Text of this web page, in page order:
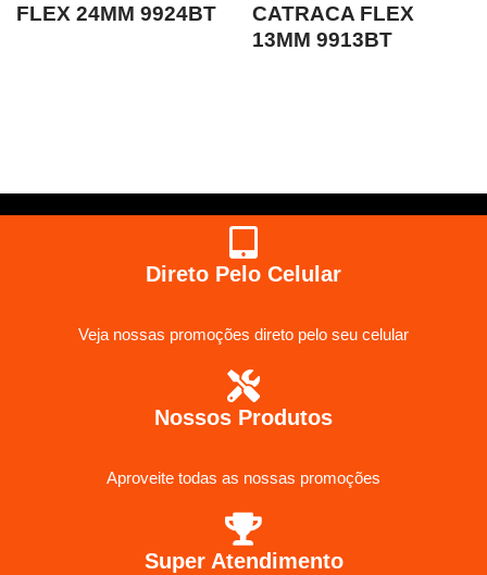
FLEX 24MM 9924BT
CATRACA FLEX
13MM 9913BT
Direto Pelo Celular
Veja nossas promoções direto pelo seu celular
Nossos Produtos
Aproveite todas as nossas promoções
Super Atendimento